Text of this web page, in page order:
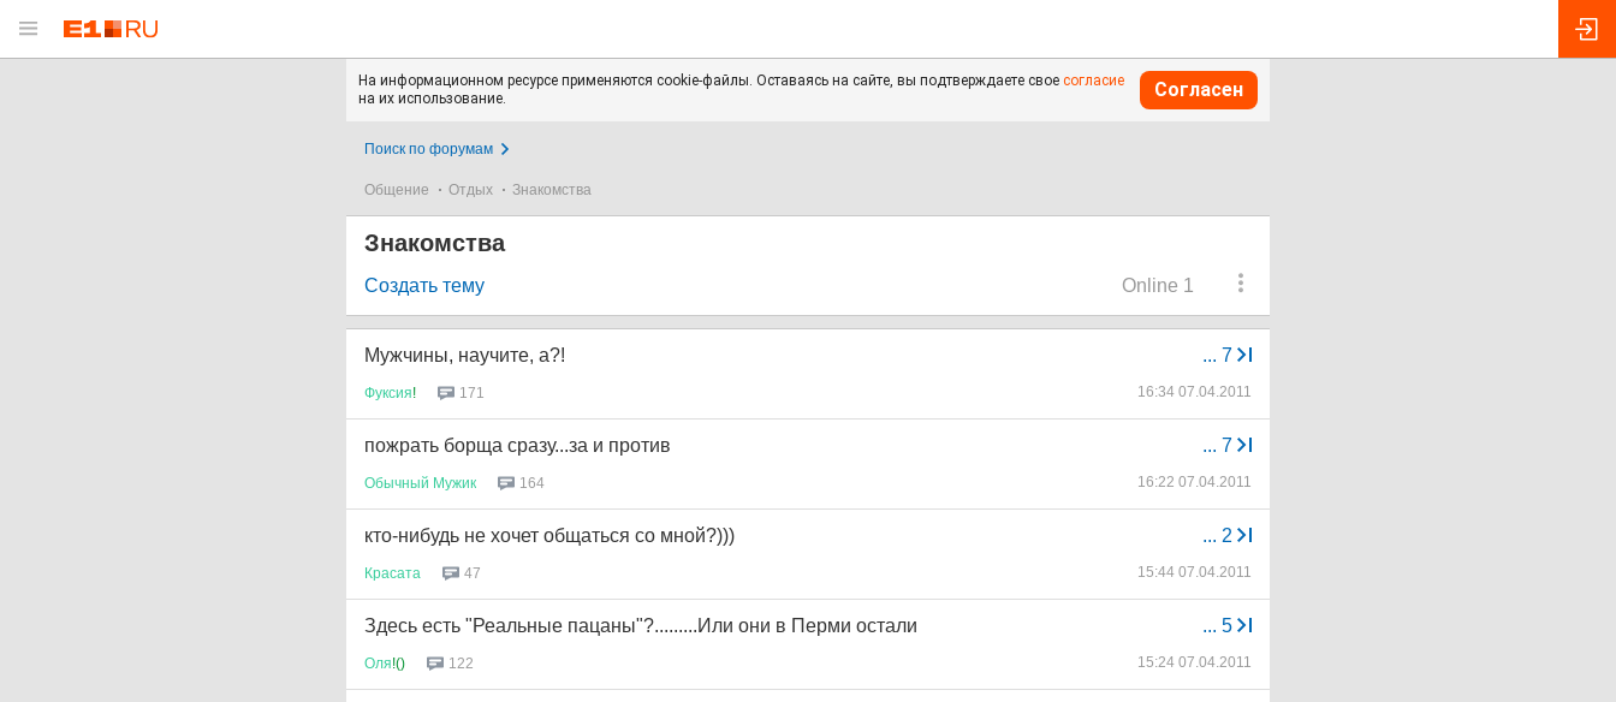
На информационном ресурсе применяются cookie-файлы. Оставаясь на сайте, вы подтверждаете свое согласие
на их использование.
Согласен
Поиск по форумам
Общение Отдых Знакомства
Знакомства
Online 1
Создать тему
... 7
Мужчины, научите, а?!
Фуксия! 171 16:34 07.04.2011
... 7
пожрать борща сразу...за и против
Обычный Мужик 164 16:22 07.04.2011
... 2
кто-нибудь не хочет общаться со мной?)))
Красата 47 15:44 07.04.2011
... 5
Здесь есть "Реальные пацаны"?.........Или они в Перми остали
Оля!() 122 15:24 07.04.2011